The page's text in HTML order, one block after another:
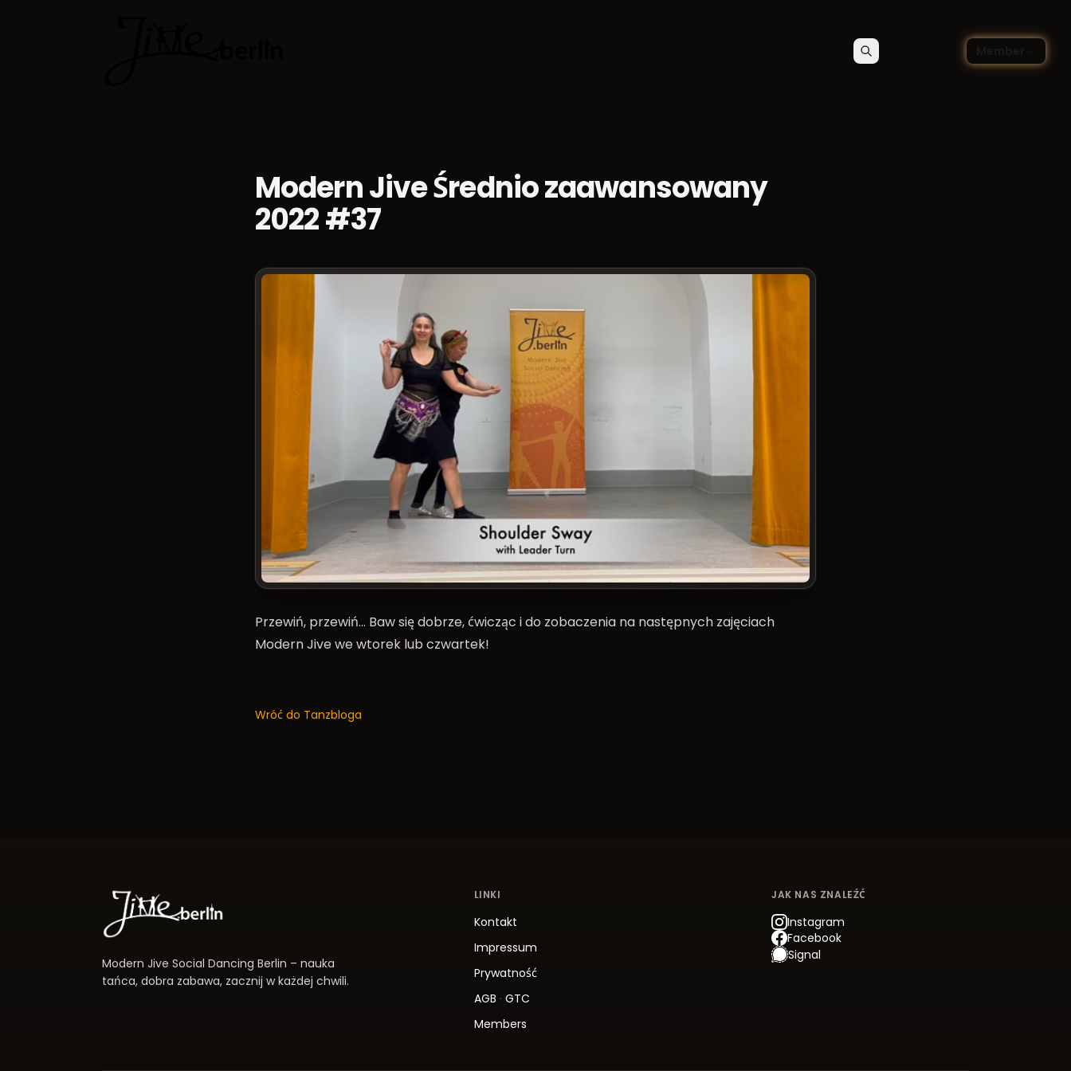
Szukaj Wybierz język — Polski
Modern Jive Średnio zaawansowany
2022 #37
Przewiń, przewiń… Baw się dobrze, ćwicząc i do zobaczenia na następnych zajęciach
Modern Jive we wtorek lub czwartek!
Wróć do Tanzbloga
Modern Jive Social Dancing Berlin – nauka
tańca, dobra zabawa, zacznij w każdej chwili.
LINKI
Kontakt
Impressum
Prywatność
AGB · GTC
Members
JAK NAS ZNALEŹĆ
Instagram
Facebook
Signal